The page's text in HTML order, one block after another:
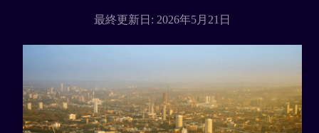
最終更新日: 2026年5月21日